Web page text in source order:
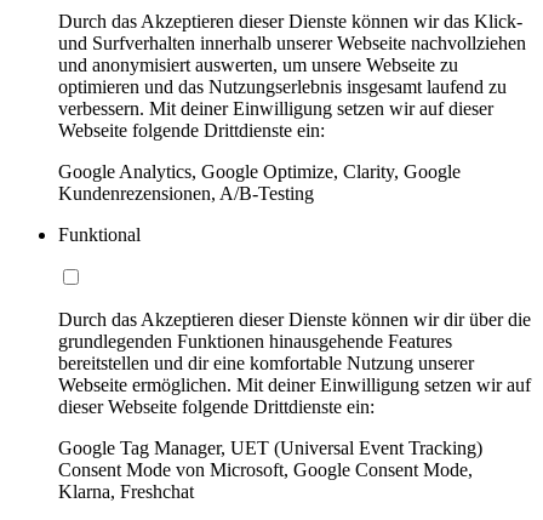
Durch das Akzeptieren dieser Dienste können wir das Klick-
und Surfverhalten innerhalb unserer Webseite nachvollziehen
und anonymisiert auswerten, um unsere Webseite zu
optimieren und das Nutzungserlebnis insgesamt laufend zu
verbessern. Mit deiner Einwilligung setzen wir auf dieser
Webseite folgende Drittdienste ein:
Google Analytics, Google Optimize, Clarity, Google
Kundenrezensionen, A/B-Testing
Funktional
Durch das Akzeptieren dieser Dienste können wir dir über die
grundlegenden Funktionen hinausgehende Features
bereitstellen und dir eine komfortable Nutzung unserer
Webseite ermöglichen. Mit deiner Einwilligung setzen wir auf
dieser Webseite folgende Drittdienste ein:
Google Tag Manager, UET (Universal Event Tracking)
Consent Mode von Microsoft, Google Consent Mode,
Klarna, Freshchat